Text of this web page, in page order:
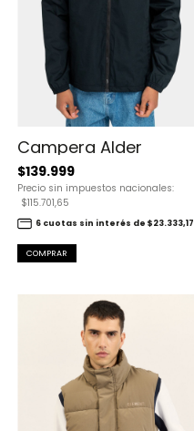
Campera Alder
$139.999
Precio sin impuestos nacionales:
$115.701,65
6 cuotas sin interés de $23.333,17
COMPRAR